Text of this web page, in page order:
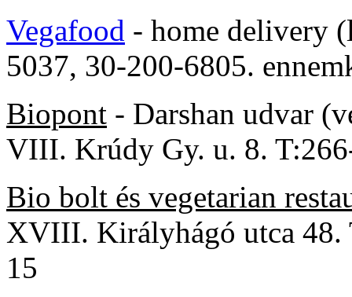
Vegafood - home delivery
5037, 30-200-6805.
Biopont - Darshan udvar
VIII. Krúdy Gy. u. 8.
Bio bolt és vegetarian
XVIII. Királyhágó utca 48.
15